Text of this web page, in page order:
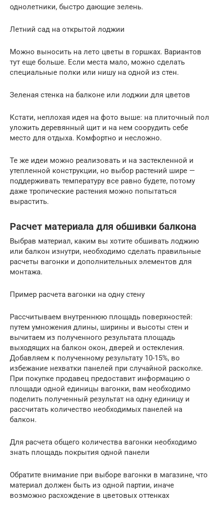
однолетники, быстро дающие зелень.
Летний сад на открытой лоджии
Можно выносить на лето цветы в горшках. Вариантов
тут еще больше. Если места мало, можно сделать
специальные полки или нишу на одной из стен.
Зеленая стенка на балконе или лоджии для цветов
Кстати, неплохая идея на фото выше: на плиточный пол
уложить деревянный щит и на нем соорудить себе
место для отдыха. Комфортно и несложно.
Те же идеи можно реализовать и на застекленной и
утепленной конструкции, но выбор растений шире —
поддерживать температуру все равно будете, потому
даже тропические растения можно попытаться
вырастить.
Расчет материала для обшивки балкона
Выбрав материал, каким вы хотите обшивать лоджию
или балкон изнутри, необходимо сделать правильные
расчеты вагонки и дополнительных элементов для
монтажа.
Пример расчета вагонки на одну стену
Рассчитываем внутреннюю площадь поверхностей:
путем умножения длины, ширины и высоты стен и
вычитаем из полученного результата площадь
выходящих на балкон окон, дверей и остекления.
Добавляем к полученному результату 10-15%, во
избежание нехватки панелей при случайной расколке.
При покупке продавец предоставит информацию о
площади одной единицы вагонки, вам необходимо
поделить полученный результат на одну единицу и
рассчитать количество необходимых панелей на
балкон.
Для расчета общего количества вагонки необходимо
знать площадь покрытия одной панели
Обратите внимание при выборе вагонки в магазине, что
материал должен быть из одной партии, иначе
возможно расхождение в цветовых оттенках